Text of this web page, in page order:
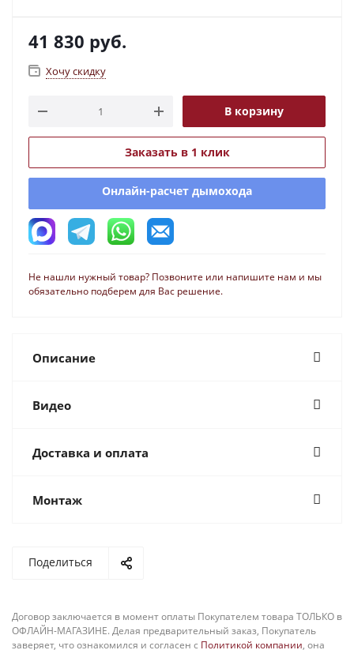
41 830 руб.
Хочу скидку
В корзину
Заказать в 1 клик
Онлайн-расчет дымохода
Не нашли нужный товар? Позвоните или напишите нам и мы
обязательно подберем для Вас решение.
Описание
Видео
Доставка и оплата
Монтаж
Поделиться
Договор заключается в момент оплаты Покупателем товара ТОЛЬКО в
ОФЛАЙН-МАГАЗИНЕ. Делая предварительный заказ, Покупатель
заверяет, что ознакомился и согласен с Политикой компании, она